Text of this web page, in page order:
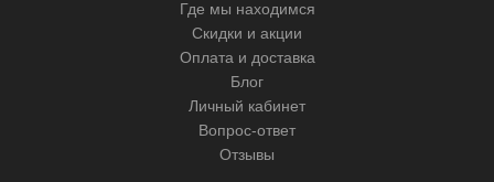
Где мы находимся
Скидки и акции
Оплата и доставка
Блог
Личный кабинет
Вопрос-ответ
Отзывы